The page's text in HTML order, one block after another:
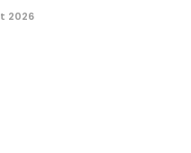
2026